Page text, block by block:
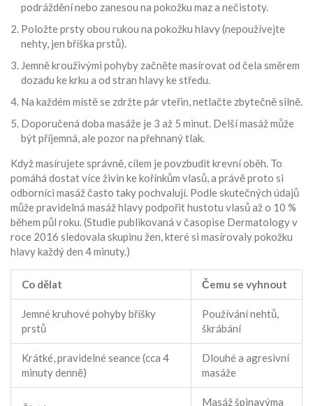
podráždění nebo zanesou na pokožku maz a nečistoty.
Položte prsty obou rukou na pokožku hlavy (nepoužívejte
nehty, jen bříška prstů).
Jemně krouživými pohyby začněte masírovat od čela směrem
dozadu ke krku a od stran hlavy ke středu.
Na každém místě se zdržte pár vteřin, netlačte zbytečně silně.
Doporučená doba masáže je 3 až 5 minut. Delší masáž může
být příjemná, ale pozor na přehnaný tlak.
Když masírujete správně, cílem je povzbudit krevní oběh. To
pomáhá dostat více živin ke kořínkům vlasů, a právě proto si
odborníci masáž často taky pochvalují. Podle skutečných údajů
může pravidelná masáž hlavy podpořit hustotu vlasů až o 10 %
během půl roku. (Studie publikovaná v časopise Dermatology v
roce 2016 sledovala skupinu žen, které si masírovaly pokožku
hlavy každý den 4 minuty.)
Co dělat Čemu se vyhnout
Jemné kruhové pohyby bříšky
prstů
Používání nehtů,
škrábání
Krátké, pravidelné seance (cca 4
minuty denně)
Dlouhé a agresivní
masáže
Masáž špinavýma